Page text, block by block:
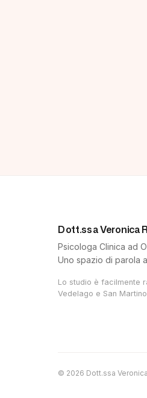
Dott.ssa Veronica
Psicologa Clinica ad
Uno spazio di parola
Lo studio è facilmente
Vedelago e San
© 2026 Dott.ssa